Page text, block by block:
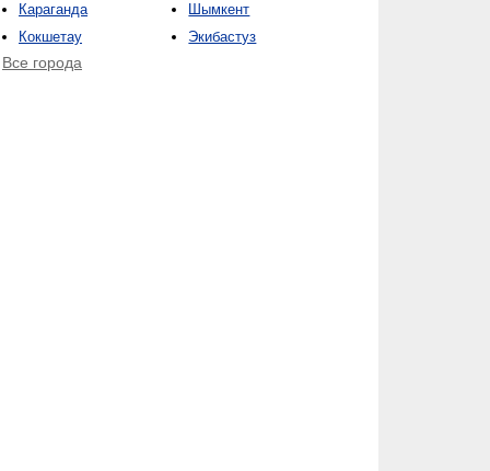
Караганда
Кокшетау
Шымкент
Экибастуз
Все города